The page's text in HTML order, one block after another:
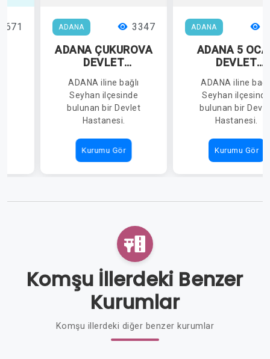
ADANA 3347
ADANA ÇUKUROVA
DEVLET
ADANA iline bağlı
Seyhan ilçesinde
bulunan bir Devlet
Hastanesi.
Kurumu Gör
ADANA
ADANA 5
DEVLET
ADANA iline
Seyhan ilçesinde
bulunan bir
Hastanesi.
Kurumu Gör
Komşu İllerdeki Benzer
Kurumlar
Komşu illerdeki diğer benzer kurumlar